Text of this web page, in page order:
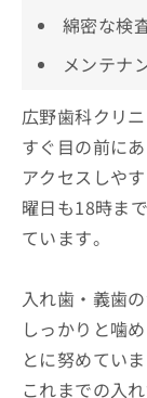
綿密な検
メンテナ
広野歯科クリ
すぐ目の前に
アクセスしや
曜日も18時ま
ています。
入れ歯・義歯
しっかりと噛
とに努めていま
これまでの入